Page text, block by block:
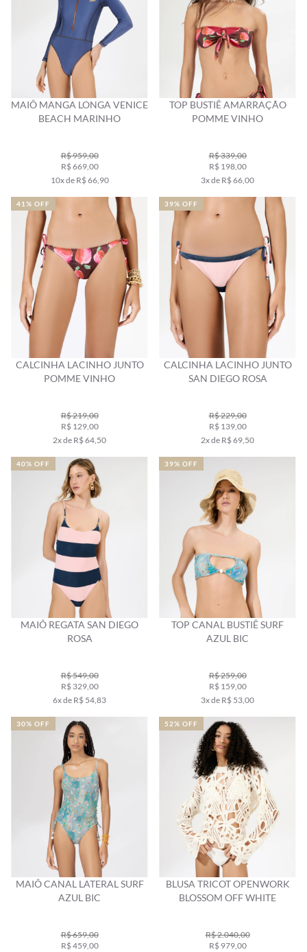
MAIÔ MANGA LONGA VENICE
BEACH MARINHO
R$ 959,00
R$ 669,00
10x de R$ 66,90
TOP BUSTIÊ AMARRAÇÃO
POMME VINHO
R$ 339,00
R$ 198,00
3x de R$ 66,00
CALCINHA LACINHO JUNTO
POMME VINHO
R$ 219,00
R$ 129,00
2x de R$ 64,50
41% OFF
CALCINHA LACINHO JUNTO
SAN DIEGO ROSA
R$ 229,00
R$ 139,00
2x de R$ 69,50
39% OFF
MAIÔ REGATA SAN DIEGO
ROSA
R$ 549,00
R$ 329,00
6x de R$ 54,83
40% OFF
TOP CANAL BUSTIÊ SURF
AZUL BIC
R$ 259,00
R$ 159,00
3x de R$ 53,00
39% OFF
MAIÔ CANAL LATERAL SURF
AZUL BIC
R$ 659,00
R$ 459,00
30% OFF
BLUSA TRICOT OPENWORK
BLOSSOM OFF WHITE
R$ 2.040,00
R$ 979,00
52% OFF